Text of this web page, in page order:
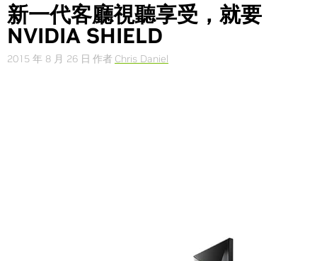
新一代客廳視聽享受，就要
NVIDIA SHIELD
2015 年 8 月 26 日 作者 Chris Daniel